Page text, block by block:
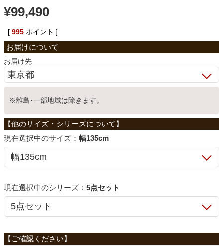
収納家具
学習机
ホームオフィス
こたつ
寝具
¥99,490
[ 995 ポイント ]
お届け先
※離島･一部地域は除きます。
サイズ： 幅135cm
シリーズ： 5点セット